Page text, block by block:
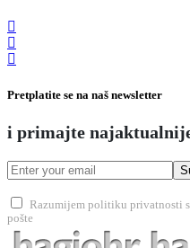
Pretplatite se na naš newsletter
i primajte
Razumijem politiku privatnosti
pošte